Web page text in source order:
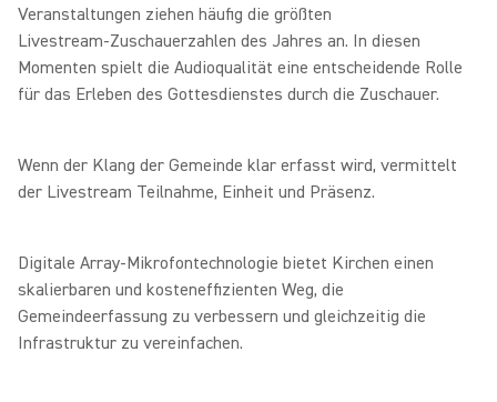
Veranstaltungen ziehen häufig die größten
Livestream‑Zuschauerzahlen des Jahres an. In diesen
Momenten spielt die Audioqualität eine entscheidende Rolle
für das Erleben des Gottesdienstes durch die Zuschauer.
Wenn der Klang der Gemeinde klar erfasst wird, vermittelt
der Livestream Teilnahme, Einheit und Präsenz.
Digitale Array‑Mikrofontechnologie bietet Kirchen einen
skalierbaren und kosteneffizienten Weg, die
Gemeindeerfassung zu verbessern und gleichzeitig die
Infrastruktur zu vereinfachen.